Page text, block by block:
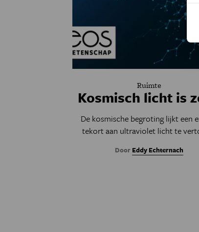
Ruimte
Kosmisch licht is
De kosmische begroting lijkt een
tekort aan ultraviolet licht te
Door Eddy Echternach